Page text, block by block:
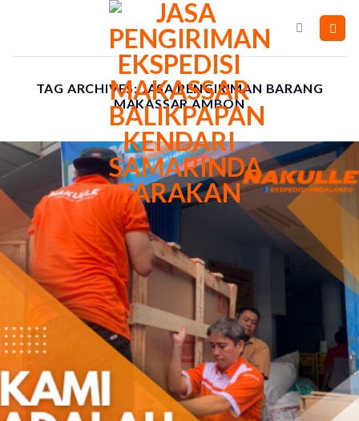
TAG ARCHIVES:JASA PENGIRIMAN BARANG
MAKASSAR AMBON